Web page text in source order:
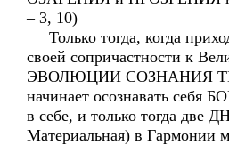
– 3, 10)
Только тогда, когда
своей сопричастности к
ЭВОЛЮЦИИ СОЗНАНИЯ
начинает осознавать себя
в себе, и только тогда две
Материальная) в Гармонии